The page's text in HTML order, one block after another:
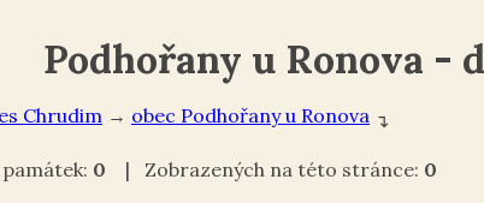
Podhořany u Ronova -
Chrudim → Podhořany u Ronova ↴
0 | Zobrazených na této stránce: 0